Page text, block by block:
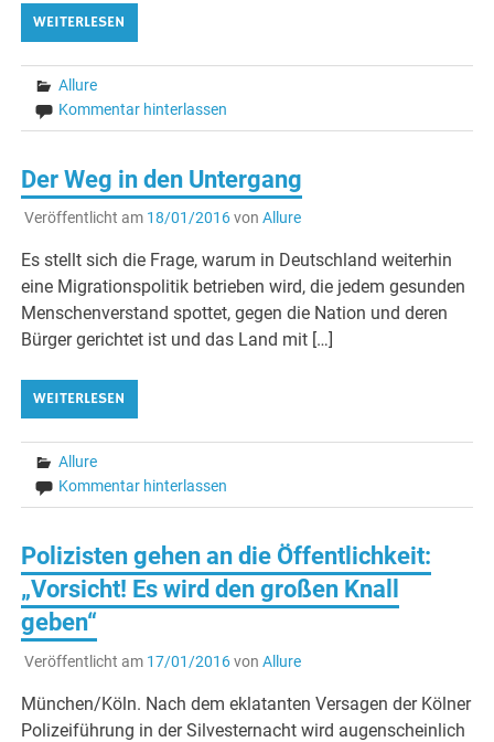
WEITERLESEN
Allure
Kommentar hinterlassen
Der Weg in den Untergang
Veröffentlicht am 18/01/2016von Allure
Es stellt sich die Frage, warum in Deutschland weiterhin
eine Migrationspolitik betrieben wird, die jedem gesunden
Menschenverstand spottet, gegen die Nation und deren
Bürger gerichtet ist und das Land mit […]
WEITERLESEN
Allure
Kommentar hinterlassen
Polizisten gehen an die Öffentlichkeit:
„Vorsicht! Es wird den großen Knall
geben“
Veröffentlicht am 17/01/2016von Allure
München/Köln. Nach dem eklatanten Versagen der Kölner
Polizeiführung in der Silvesternacht wird augenscheinlich